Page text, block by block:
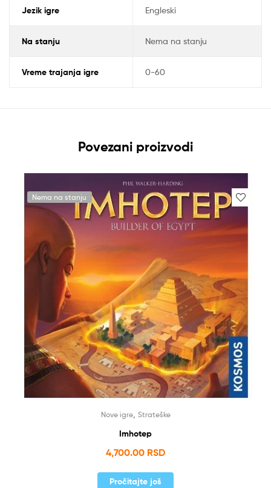
Jezik igre Engleski
Na stanju Nema na stanju
Vreme trajanja igre 0-60
Povezani proizvodi
Nema na stanju
Nove igre, Strateške
Imhotep
4,700.00 RSD
Pročitajte još